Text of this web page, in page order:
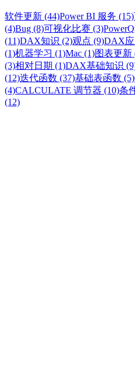
软件更新 (44)Power BI 服务 (15)
(4)Bug (8)可视化比赛 (3)
(11)DAX知识 (2)观点 (9)DAX应
(1)机器学习 (1)Mac (1)图表更新
(3)相对日期 (1)DAX基础知识
(12)迭代函数 (37)基础表函数 (5)
(4)CALCULATE 调节器 (10)条
(12)